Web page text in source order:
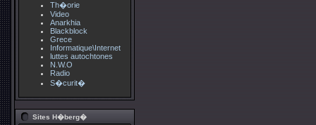
Th�orie
Video
Anarkhia
Blackblock
Grece
Informatique\Internet
luttes autochtones
N.W.O
Radio
S�curit�
Sites H�berg�